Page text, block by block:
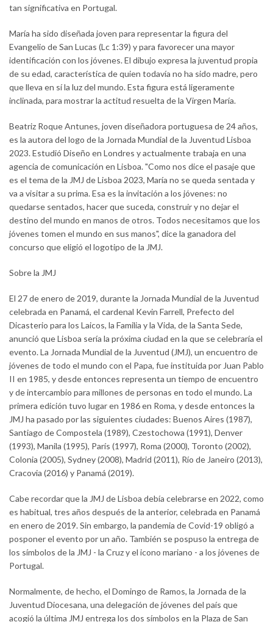
tan significativa en Portugal.
María ha sido diseñada joven para representar la figura del
Evangelio de San Lucas (Lc 1:39) y para favorecer una mayor
identificación con los jóvenes. El dibujo expresa la juventud propia
de su edad, característica de quien todavía no ha sido madre, pero
que lleva en sí la luz del mundo. Esta figura está ligeramente
inclinada, para mostrar la actitud resuelta de la Virgen María.
Beatriz Roque Antunes, joven diseñadora portuguesa de 24 años,
es la autora del logo de la Jornada Mundial de la Juventud Lisboa
2023. Estudió Diseño en Londres y actualmente trabaja en una
agencia de comunicación en Lisboa. "Como nos dice el pasaje que
es el tema de la JMJ de Lisboa 2023, María no se queda sentada y
va a visitar a su prima. Esa es la invitación a los jóvenes: no
quedarse sentados, hacer que suceda, construir y no dejar el
destino del mundo en manos de otros. Todos necesitamos que los
jóvenes tomen el mundo en sus manos", dice la ganadora del
concurso que eligió el logotipo de la JMJ.
Sobre la JMJ
El 27 de enero de 2019, durante la Jornada Mundial de la Juventud
celebrada en Panamá, el cardenal Kevin Farrell, Prefecto del
Dicasterio para los Laicos, la Familia y la Vida, de la Santa Sede,
anunció que Lisboa sería la próxima ciudad en la que se celebraría el
evento. La Jornada Mundial de la Juventud (JMJ), un encuentro de
jóvenes de todo el mundo con el Papa, fue instituida por Juan Pablo
II en 1985, y desde entonces representa un tiempo de encuentro
y de intercambio para millones de personas en todo el mundo. La
primera edición tuvo lugar en 1986 en Roma, y desde entonces la
JMJ ha pasado por las siguientes ciudades: Buenos Aires (1987),
Santiago de Compostela (1989), Czestochowa (1991), Denver
(1993), Manila (1995), París (1997), Roma (2000), Toronto (2002),
Colonia (2005), Sydney (2008), Madrid (2011), Río de Janeiro (2013),
Cracovia (2016) y Panamá (2019).
Cabe recordar que la JMJ de Lisboa debía celebrarse en 2022, como
es habitual, tres años después de la anterior, celebrada en Panamá
en enero de 2019. Sin embargo, la pandemia de Covid-19 obligó a
posponer el evento por un año. También se pospuso la entrega de
los símbolos de la JMJ - la Cruz y el icono mariano - a los jóvenes de
Portugal.
Normalmente, de hecho, el Domingo de Ramos, la Jornada de la
Juventud Diocesana, una delegación de jóvenes del país que
acogió la última JMJ entrega los dos símbolos en la Plaza de San